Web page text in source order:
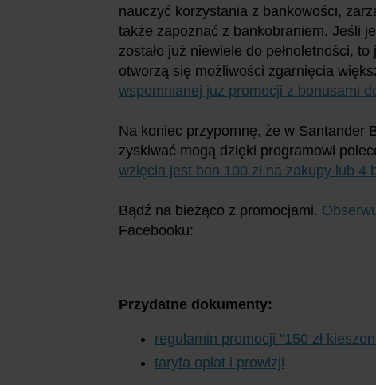
nauczyć korzystania z bankowości,
także zapoznać z bankobraniem. Jeśli
zostało już niewiele do pełnoletności,
otworzą się możliwości zgarnięcia
wspomnianej już promocji z bonusami
Na koniec przypomnę, że w Santander
zyskiwać mogą dzięki programowi
wzięcia jest bon 100 zł na zakupy lub 4
Bądź na bieżąco z promocjami.
Facebooku:
Przydatne dokumenty:
regulamin promocji "150 zł
taryfa opłat i prowizji